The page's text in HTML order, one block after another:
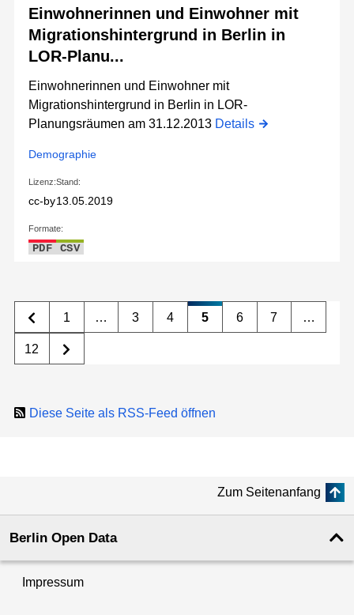
Einwohnerinnen und Einwohner mit
Migrationshintergrund in Berlin in
LOR-Planu...
Einwohnerinnen und Einwohner mit
Migrationshintergrund in Berlin in LOR-
Planungsräumen am 31.12.2013 Details
Demographie
Lizenz:
cc-by
Stand:
13.05.2019
Formate:
PDF CSV
1 … 3 4 5 6 7 …
12
Diese Seite als RSS-Feed öffnen
Zum Seitenanfang
Berlin Open Data
Impressum